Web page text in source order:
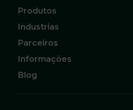
Produtos
Industrias
Parceiros
Informações
Blog